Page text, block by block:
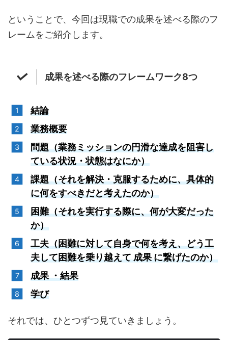
ということで、今回は現職での成果を述べる際のフ
レームをご紹介します。
成果を述べる際のフレームワーク8つ
結論
業務概要
問題（業務ミッションの円滑な達成を阻害し
ている状況・状態はなにか）
課題（それを解決・克服するために、具体的
に何をすべきだと考えたのか）
困難（それを実行する際に、何が大変だった
か）
工夫（困難に対して自身で何を考え、どう工
夫して困難を乗り越えて 成果 に繋げたのか）
成果 ・結果
学び
それでは、ひとつずつ見ていきましょう。